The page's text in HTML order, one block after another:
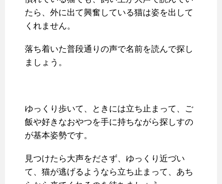
たら、外に出て興奮している猫は姿を出して
くれません。
落ち着いた普段通りの声で名前を読んで探し
ましょう。
ゆっくり歩いて、ときには立ち止まって、ご
飯や好きなおやつを手に持ちながら探しすの
が基本姿勢です。
見つけたら大声をださず、ゆっくり近づい
て、猫が逃げるようなら立ち止まって、あち